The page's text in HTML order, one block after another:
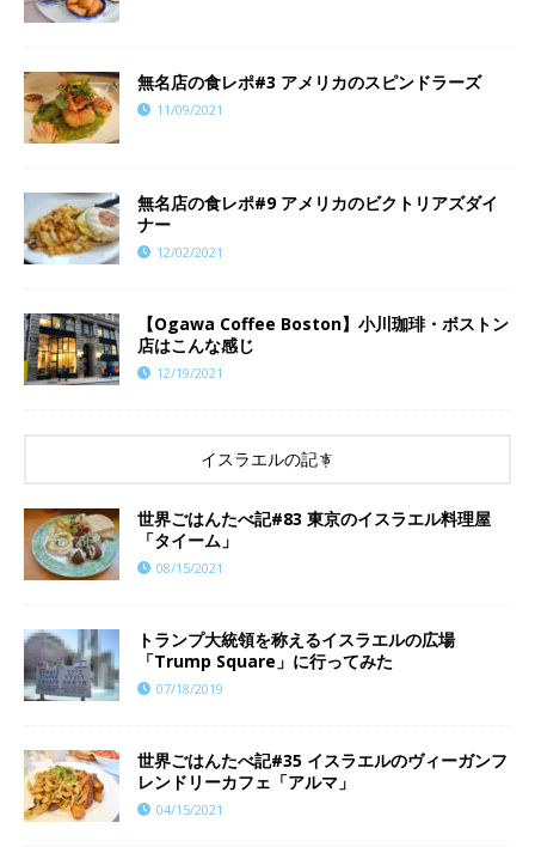
​​無名店の食レポ#3 アメリカのスピンドラーズ
11/09/2021
無名店の食レポ#9 アメリカのビクトリアズダイ
ナー
12/02/2021
【Ogawa Coffee Boston】小川珈琲・ボストン
店はこんな感じ
12/19/2021
イスラエルの記事
世界ごはんたべ記#83 東京のイスラエル料理屋
「タイーム」
08/15/2021
トランプ大統領を称えるイスラエルの広場
「Trump Square」に行ってみた
07/18/2019
世界ごはんたべ記#35 イスラエルのヴィーガンフ
レンドリーカフェ「アルマ」
04/15/2021